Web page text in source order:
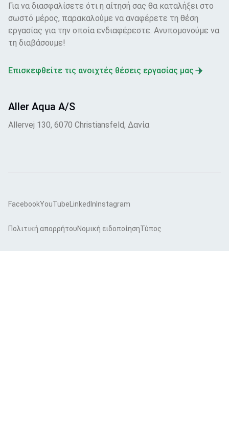
Για να διασφαλίσετε ότι η αίτησή σας θα καταλήξει στο
σωστό μέρος, παρακαλούμε να αναφέρετε τη θέση
εργασίας για την οποία ενδιαφέρεστε. Ανυπομονούμε να
τη διαβάσουμε!
Επισκεφθείτε τις ανοιχτές θέσεις εργασίας μας
Aller Aqua A/S
Allervej 130, 6070 Christiansfeld, Δανία
FacebookYouTubeLinkedInInstagram
Πολιτική απορρήτουΝομική ειδοποίησηΤύπος